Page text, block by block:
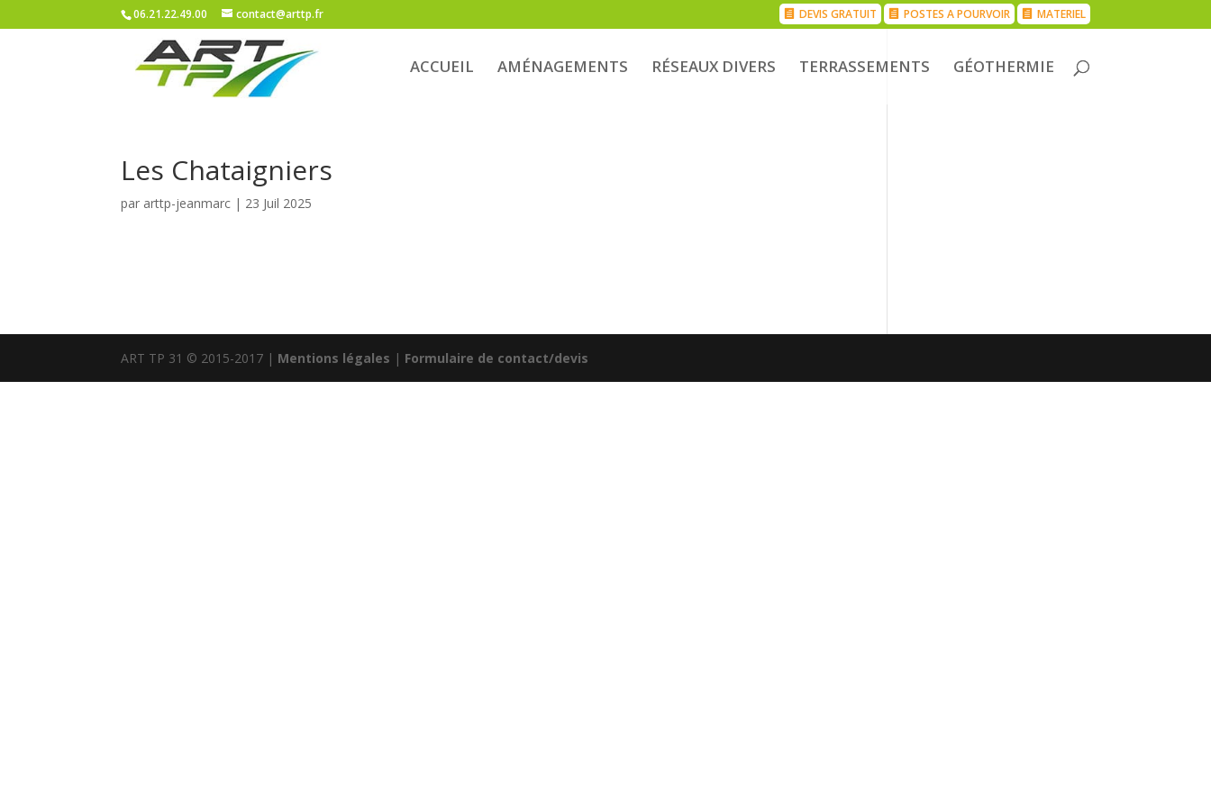
06.21.22.49.00 contact@arttp.fr DEVIS GRATUIT POSTES A POURVOIR MATERIEL
ACCUEIL AMÉNAGEMENTS RÉSEAUX DIVERS TERRASSEMENTS GÉOTHERMIE
Les Chataigniers
par arttp-jeanmarc | 23 Juil 2025
ART TP 31 © 2015-2017 | Mentions légales | Formulaire de contact/devis